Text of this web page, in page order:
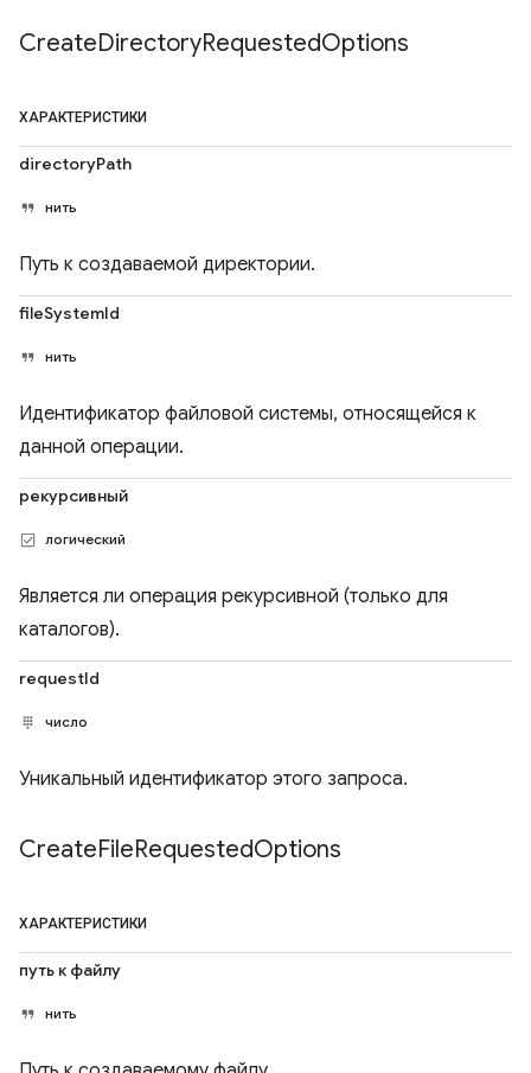
CreateDirectoryRequestedOptions
ХАРАКТЕРИСТИКИ
directoryPath
нить
Путь к создаваемой директории.
fileSystemId
нить
Идентификатор файловой системы, относящейся к
данной операции.
рекурсивный
логический
Является ли операция рекурсивной (только для
каталогов).
requestId
число
Уникальный идентификатор этого запроса.
CreateFileRequestedOptions
ХАРАКТЕРИСТИКИ
путь к файлу
нить